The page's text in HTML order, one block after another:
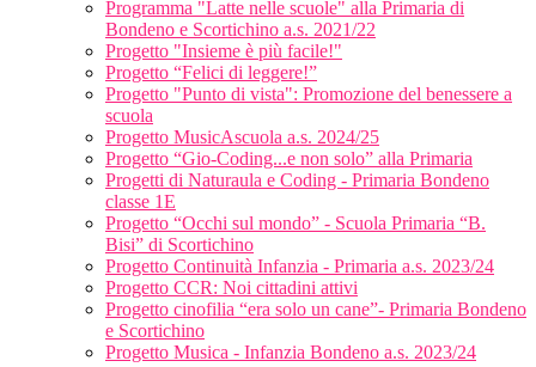
Programma "Latte nelle scuole" alla Primaria di
Bondeno e Scortichino a.s. 2021/22
Progetto "Insieme è più facile!"
Progetto “Felici di leggere!”
Progetto "Punto di vista": Promozione del benessere a
scuola
Progetto MusicAscuola a.s. 2024/25
Progetto “Gio-Coding...e non solo” alla Primaria
Progetti di Naturaula e Coding - Primaria Bondeno
classe 1E
Progetto “Occhi sul mondo” - Scuola Primaria “B.
Bisi” di Scortichino
Progetto Continuità Infanzia - Primaria a.s. 2023/24
Progetto CCR: Noi cittadini attivi
Progetto cinofilia “era solo un cane”- Primaria Bondeno
e Scortichino
Progetto Musica - Infanzia Bondeno a.s. 2023/24